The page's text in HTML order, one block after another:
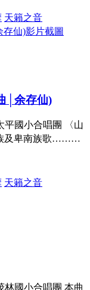
天籟之音
│余存仙)
國小合唱團 〈山
族及卑南族歌………
天籟之音
國小合唱團 本曲